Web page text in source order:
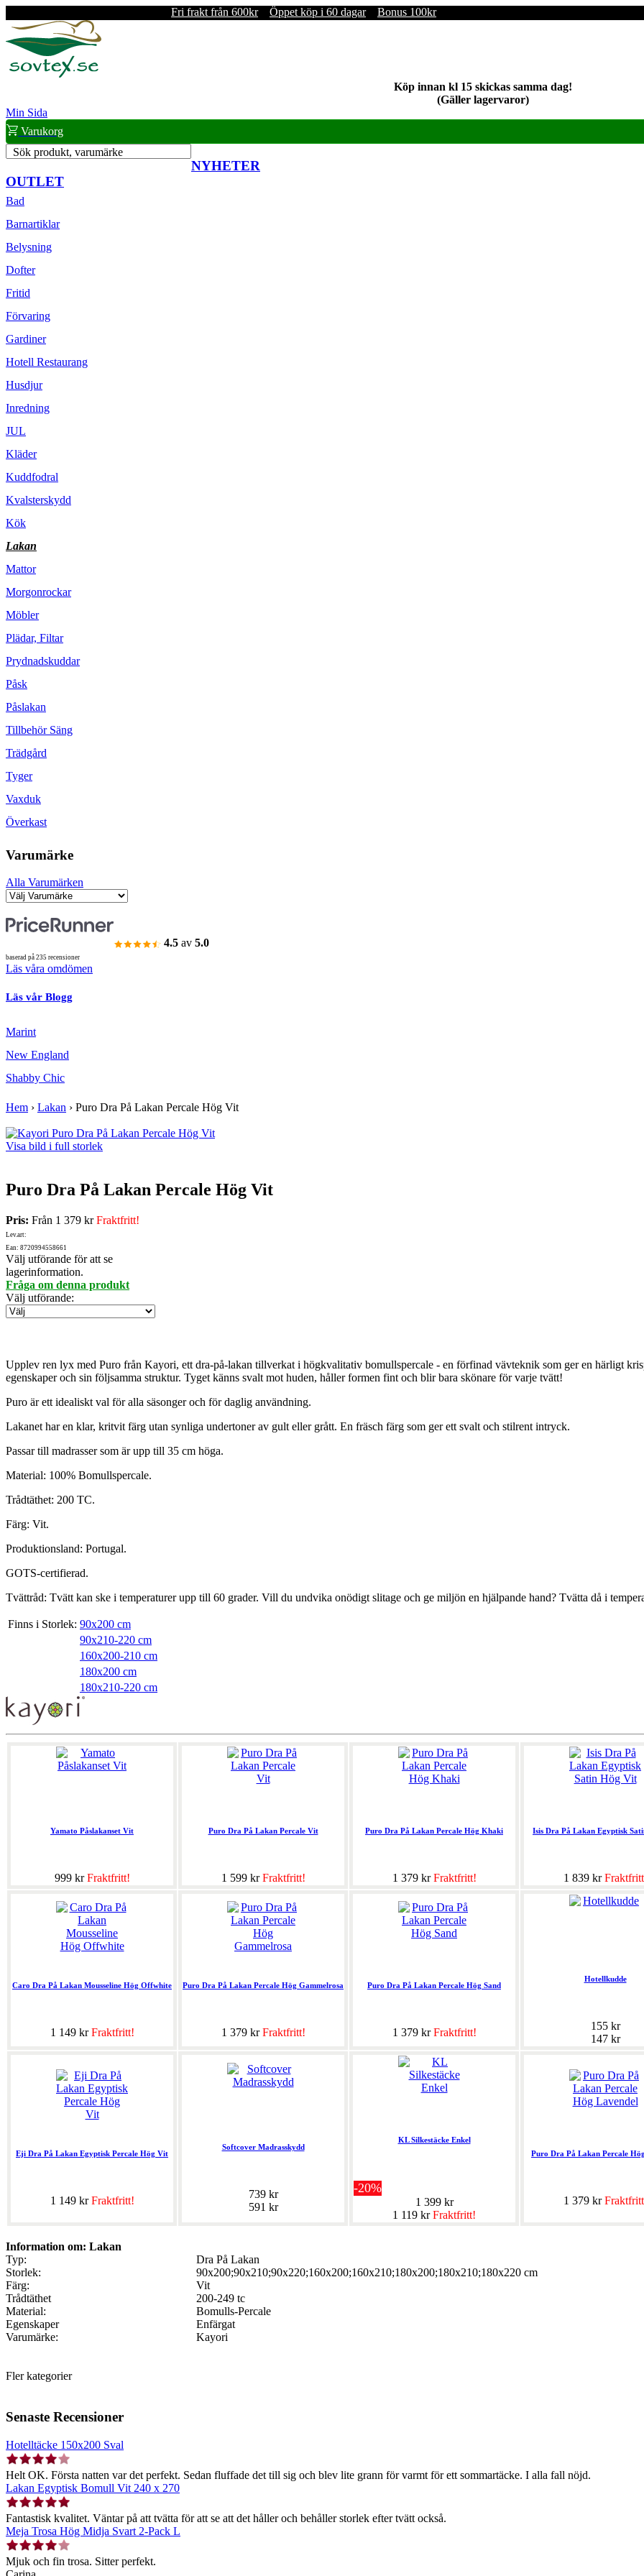
Fri frakt från 600kr Öppet köp i 60 dagar Bonus 100kr
Köp innan kl 15 skickas samma dag!
(Gäller lagervaror)
Min Sida
Varukorg
Sök produkt, varumärke
NYHETER
OUTLET
Bad
Barnartiklar
Belysning
Dofter
Fritid
Förvaring
Gardiner
Hotell Restaurang
Husdjur
Inredning
JUL
Kläder
Kuddfodral
Kvalsterskydd
Kök
Lakan
Mattor
Morgonrockar
Möbler
Plädar, Filtar
Prydnadskuddar
Påsk
Påslakan
Tillbehör Säng
Trädgård
Tyger
Vaxduk
Överkast
Varumärke
Alla Varumärken
4.5 av 5.0
baserad på 235 recensioner
Läs våra omdömen
Läs vår Blogg
Marint
New England
Shabby Chic
Hem › Lakan › Puro Dra På Lakan Percale Hög Vit
Visa bild i full storlek
Puro Dra På Lakan Percale Hög Vit
Pris: Från 1 379 krFraktfritt!
Lev.art:
Ean: 8720994558661
Välj utförande för att se
lagerinformation.
Fråga om denna produkt
Välj utförande:
Upplev ren lyx med Puro från Kayori, ett dra-på-lakan tillverkat i högkvalitativ bomullspercale - en förfinad vävteknik som ger en härligt
egenskaper och sin följsamma struktur. Tyget känns svalt mot huden, håller formen fint och blir bara skönare för varje tvätt!
Puro är ett idealiskt val för alla säsonger och för daglig användning.
Lakanet har en klar, kritvit färg utan synliga undertoner av gult eller grått. En fräsch färg som ger ett svalt och stilrent intryck.
Passar till madrasser som är upp till 35 cm höga.
Material: 100% Bomullspercale.
Trådtäthet: 200 TC.
Färg: Vit.
Produktionsland: Portugal.
GOTS-certifierad.
Tvättråd: Tvätt kan ske i temperaturer upp till 60 grader. Vill du undvika onödigt slitage och ge miljön en hjälpande hand? Tvätta då i
Finns i Storlek: 90x200 cm
90x210-220 cm
160x200-210 cm
180x200 cm
180x210-220 cm
Yamato Påslakanset Vit
999 krFraktfritt!
Puro Dra På Lakan Percale Vit
1 599 krFraktfritt!
Puro Dra På Lakan Percale Hög Khaki
1 379 krFraktfritt!
Isis Dra På Lakan Egyptisk
1 839 kr
Caro Dra På Lakan Mousseline Hög Offwhite
1 149 krFraktfritt!
Puro Dra På Lakan Percale Hög Gammelrosa
1 379 krFraktfritt!
Puro Dra På Lakan Percale Hög Sand
1 379 krFraktfritt!
Hotellkudde
155 kr
147 kr
Eji Dra På Lakan Egyptisk Percale Hög Vit
1 149 krFraktfritt!
Softcover Madrasskydd
739 kr
591 kr
KL Silkestäcke Enkel
-20%
1 399 kr
1 119 krFraktfritt!
Puro Dra På Lakan Percale
1 379 kr
Information om: Lakan
Typ:
Dra På Lakan
Storlek:
90x200;90x210;90x220;160x200;160x210;180x200;180x210;180x220 cm
Färg:
Vit
Trådtäthet
200-249 tc
Material:
Bomulls-Percale
Egenskaper
Enfärgat
Varumärke:
Kayori
Fler kategorier
Senaste Recensioner
Hotelltäcke 150x200 Sval
Helt OK. Första natten var det perfekt. Sedan fluffade det till sig och blev lite grann för varmt för ett sommartäcke. I alla fall nöjd.
Lakan Egyptisk Bomull Vit 240 x 270
Fantastisk kvalitet. Väntar på att tvätta för att se att det håller och behåller storlek efter tvätt också.
Meja Trosa Hög Midja Svart 2-Pack L
Mjuk och fin trosa. Sitter perfekt.